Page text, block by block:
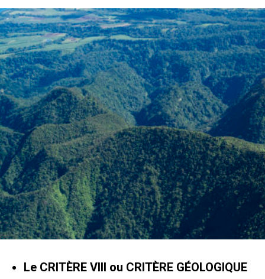
Le CRITÈRE VIII ou CRITÈRE GÉOLOGIQUE